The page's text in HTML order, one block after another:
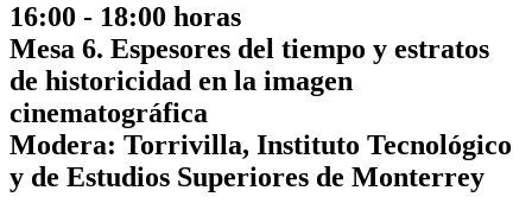
16:00 - 18:00 horas
Mesa 6. Espesores del tiempo y estratos
de historicidad en la imagen
cinematográfica
Modera: Torrivilla, Instituto Tecnológico
y de Estudios Superiores de Monterrey